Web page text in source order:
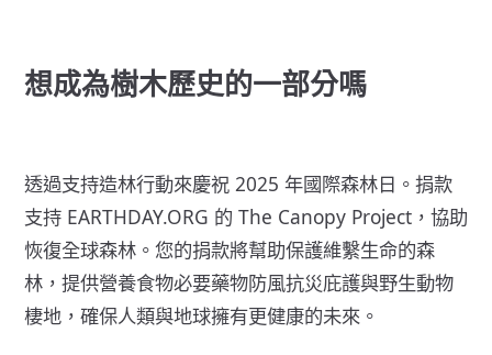
想成為樹木歷史的一部分嗎
透過支持造林行動來慶祝 2025 年國際森林日。捐款
支持 EARTHDAY.ORG 的 The Canopy Project，協助
恢復全球森林。 您的捐款將幫助保護維繫生命的森
林，提供營養食物必要藥物防風抗災庇護與野生動物
棲地，確保人類與地球擁有更健康的未來。